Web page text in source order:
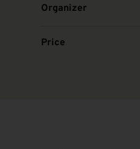
Organizer
Price